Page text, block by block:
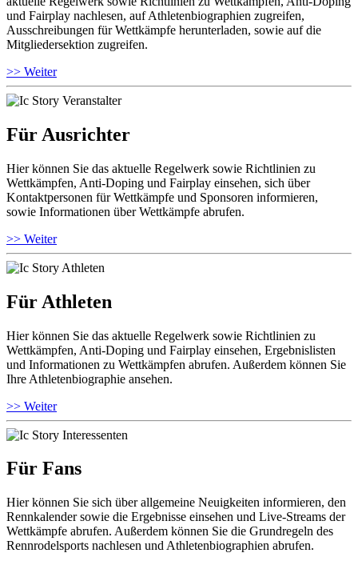
und Fairplay nachlesen, auf Athletenbiographien zugreifen,
Ausschreibungen für Wettkämpfe herunterladen, sowie auf die
Mitgliedersektion zugreifen.
>> Weiter
Für Ausrichter
Hier können Sie das aktuelle Regelwerk sowie Richtlinien zu
Wettkämpfen, Anti-Doping und Fairplay einsehen, sich über
Kontaktpersonen für Wettkämpfe und Sponsoren informieren,
sowie Informationen über Wettkämpfe abrufen.
>> Weiter
Für Athleten
Hier können Sie das aktuelle Regelwerk sowie Richtlinien zu
Wettkämpfen, Anti-Doping und Fairplay einsehen, Ergebnislisten
und Informationen zu Wettkämpfen abrufen. Außerdem können Sie
Ihre Athletenbiographie ansehen.
>> Weiter
Für Fans
Hier können Sie sich über allgemeine Neuigkeiten informieren, den
Rennkalender sowie die Ergebnisse einsehen und Live-Streams der
Wettkämpfe abrufen. Außerdem können Sie die Grundregeln des
Rennrodelsports nachlesen und Athletenbiographien abrufen.